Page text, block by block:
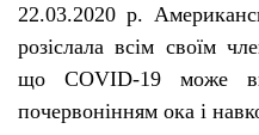
22.03.2020 р.
розіслала всім своїм
що COVID-19 може
почервонінням ока і